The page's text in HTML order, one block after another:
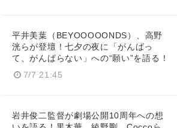
平井美葉（BEYOOOOONDS）、高野
洸らが登壇！七夕の夜に「がんばっ
て、がんばらない」への“願い”を語る！
7/7 21:45
岩井俊二監督が劇場公開10周年への想